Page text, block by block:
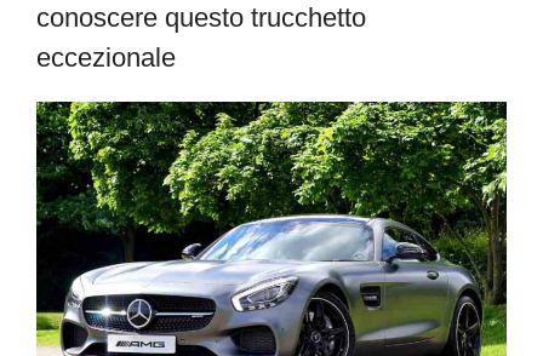
conoscere questo trucchetto
eccezionale